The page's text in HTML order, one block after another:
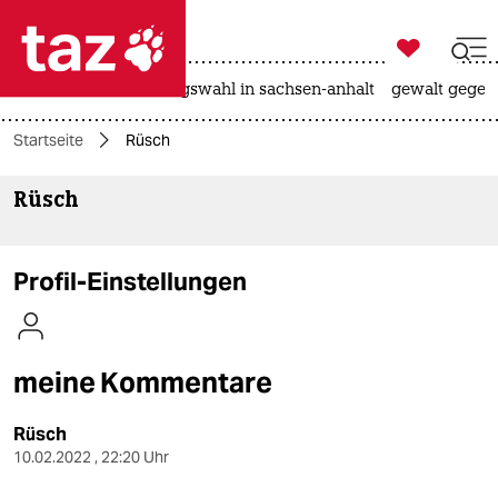

themen
kultur
sport

taz zahl ich
landtagswahl in sachsen-anhalt gewalt
Startseite Rüsch
Rüsch
Profil-Einstellungen
meine Kommentare
Rüsch
10.02.2022 , 22:20 Uhr